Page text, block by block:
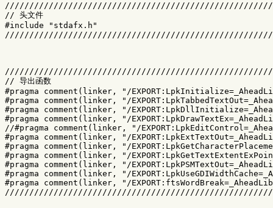
// 头文件
#include "stdafx.h"
// 导出函数
#pragma comment(linker, "/
#pragma comment(linker, "/
#pragma comment(linker, "/
#pragma comment(linker, "/
//#pragma comment(linker, "/
#pragma comment(linker, "/
#pragma comment(linker, "/
#pragma comment(linker, "/
#pragma comment(linker, "/
#pragma comment(linker, "/
#pragma comment(linker, "/